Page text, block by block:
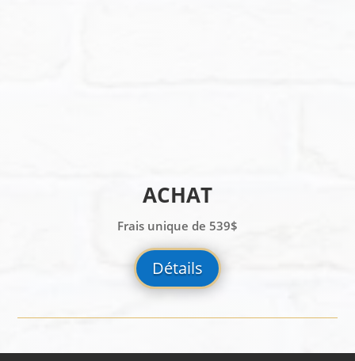
ACHAT
Frais unique de 539$
Détails